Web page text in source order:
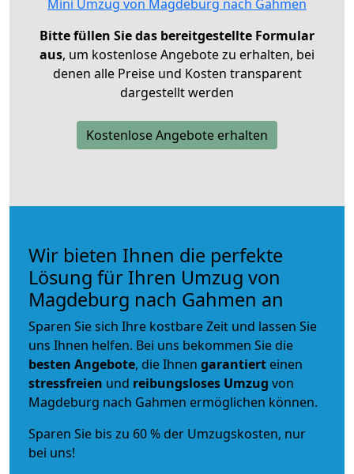
Mini Umzug von Magdeburg nach Gahmen
Bitte füllen Sie das bereitgestellte Formular
aus, um kostenlose Angebote zu erhalten, bei
denen alle Preise und Kosten transparent
dargestellt werden
Kostenlose Angebote erhalten
Wir bieten Ihnen die perfekte
Lösung für Ihren Umzug von
Magdeburg nach Gahmen an
Sparen Sie sich Ihre kostbare Zeit und lassen Sie
uns Ihnen helfen. Bei uns bekommen Sie die
besten Angebote, die Ihnen garantiert einen
stressfreien und reibungsloses Umzug von
Magdeburg nach Gahmen ermöglichen können.
Sparen Sie bis zu 60 % der Umzugskosten, nur
bei uns!